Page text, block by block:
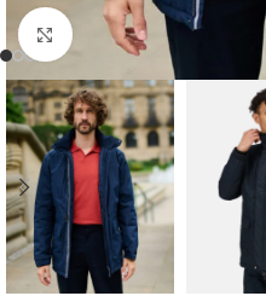
Kliknij, aby powiększyć